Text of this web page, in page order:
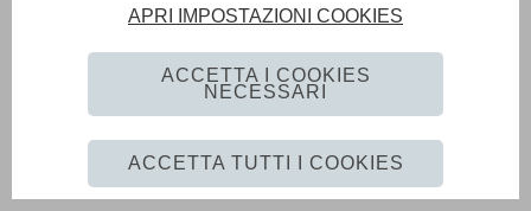
APRI IMPOSTAZIONI COOKIES
ACCETTA I COOKIES
NECESSARI
ACCETTA TUTTI I COOKIES